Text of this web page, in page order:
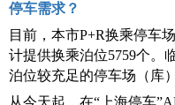
停车需求？
目前，本市P+R换乘停车
计提供换乘泊位5759个。
泊位较充足的停车场（库
从今天起，在“上海停车